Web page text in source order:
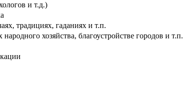
и т.д.)
традициях, гаданиях и т.п.
хозяйства, благоустройстве городов и т.п.